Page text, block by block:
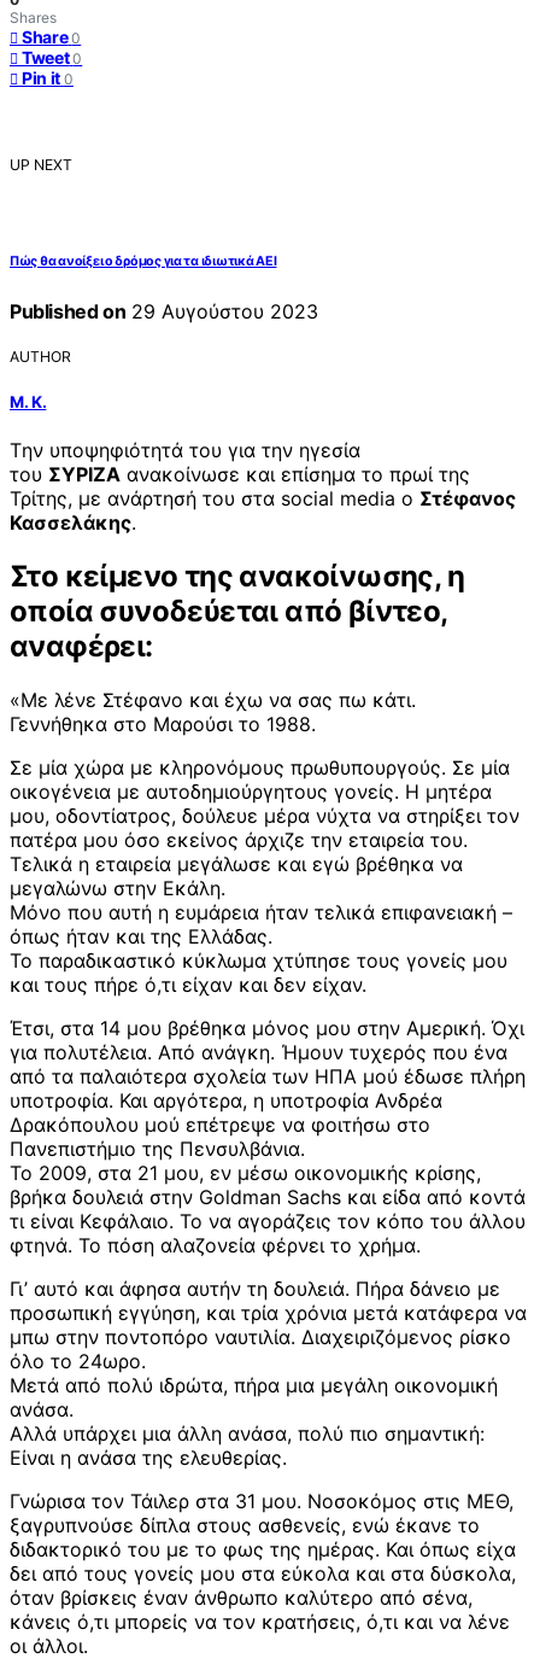
Shares
Share 0
Tweet 0
Pin it 0
UP NEXT
Πώς θα ανοίξει ο δρόμος για τα ιδιωτικά ΑΕΙ
Published on 29 Αυγούστου 2023
AUTHOR
Μ. Κ.
Tην υποψηφιότητά του για την ηγεσία
του ΣΥΡΙΖΑ ανακοίνωσε και επίσημα το πρωί της
Τρίτης, με ανάρτησή του στα social media ο Στέφανος
Κασσελάκης.
Στο κείμενο της ανακοίνωσης, η
οποία συνοδεύεται από βίντεο,
αναφέρει:
«Με λένε Στέφανο και έχω να σας πω κάτι.
Γεννήθηκα στο Μαρούσι το 1988.
Σε μία χώρα με κληρονόμους πρωθυπουργούς. Σε μία
οικογένεια με αυτοδημιούργητους γονείς. Η μητέρα
μου, οδοντίατρος, δούλευε μέρα νύχτα να στηρίξει τον
πατέρα μου όσο εκείνος άρχιζε την εταιρεία του.
Τελικά η εταιρεία μεγάλωσε και εγώ βρέθηκα να
μεγαλώνω στην Εκάλη.
Μόνο που αυτή η ευμάρεια ήταν τελικά επιφανειακή –
όπως ήταν και της Ελλάδας.
Το παραδικαστικό κύκλωμα χτύπησε τους γονείς μου
και τους πήρε ό,τι είχαν και δεν είχαν.
Έτσι, στα 14 μου βρέθηκα μόνος μου στην Αμερική. Όχι
για πολυτέλεια. Από ανάγκη. Ήμουν τυχερός που ένα
από τα παλαιότερα σχολεία των ΗΠΑ μού έδωσε πλήρη
υποτροφία. Και αργότερα, η υποτροφία Ανδρέα
Δρακόπουλου μού επέτρεψε να φοιτήσω στο
Πανεπιστήμιο της Πενσυλβάνια.
Το 2009, στα 21 μου, εν μέσω οικονομικής κρίσης,
βρήκα δουλειά στην Goldman Sachs και είδα από κοντά
τι είναι Κεφάλαιο. Το να αγοράζεις τον κόπο του άλλου
φτηνά. Το πόση αλαζονεία φέρνει το χρήμα.
Γι’ αυτό και άφησα αυτήν τη δουλειά. Πήρα δάνειο με
προσωπική εγγύηση, και τρία χρόνια μετά κατάφερα να
μπω στην ποντοπόρο ναυτιλία. Διαχειριζόμενος ρίσκο
όλο το 24ωρο.
Μετά από πολύ ιδρώτα, πήρα μια μεγάλη οικονομική
ανάσα.
Αλλά υπάρχει μια άλλη ανάσα, πολύ πιο σημαντική:
Είναι η ανάσα της ελευθερίας.
Γνώρισα τον Τάιλερ στα 31 μου. Νοσοκόμος στις ΜΕΘ,
ξαγρυπνούσε δίπλα στους ασθενείς, ενώ έκανε το
διδακτορικό του με το φως της ημέρας. Και όπως είχα
δει από τους γονείς μου στα εύκολα και στα δύσκολα,
όταν βρίσκεις έναν άνθρωπο καλύτερο από σένα,
κάνεις ό,τι μπορείς να τον κρατήσεις, ό,τι και να λένε
οι άλλοι.